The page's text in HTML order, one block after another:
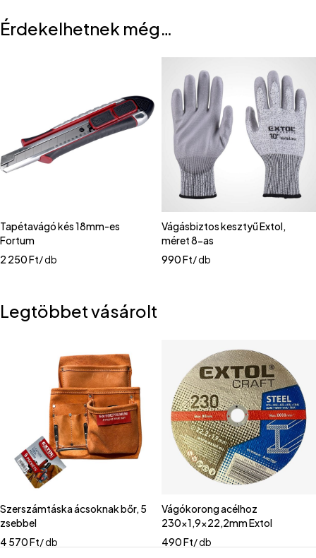
Érdekelhetnek még…
Tapétavágó kés 18mm-es
Fortum
2 250Ft/ db
Vágásbiztos kesztyű Extol,
méret 8-as
990Ft/ db
Legtöbbet vásárolt
Szerszámtáska ácsoknak bőr, 5
zsebbel
4 570Ft/ db
Vágókorong acélhoz
230x1,9x22,2mm Extol
490Ft/ db